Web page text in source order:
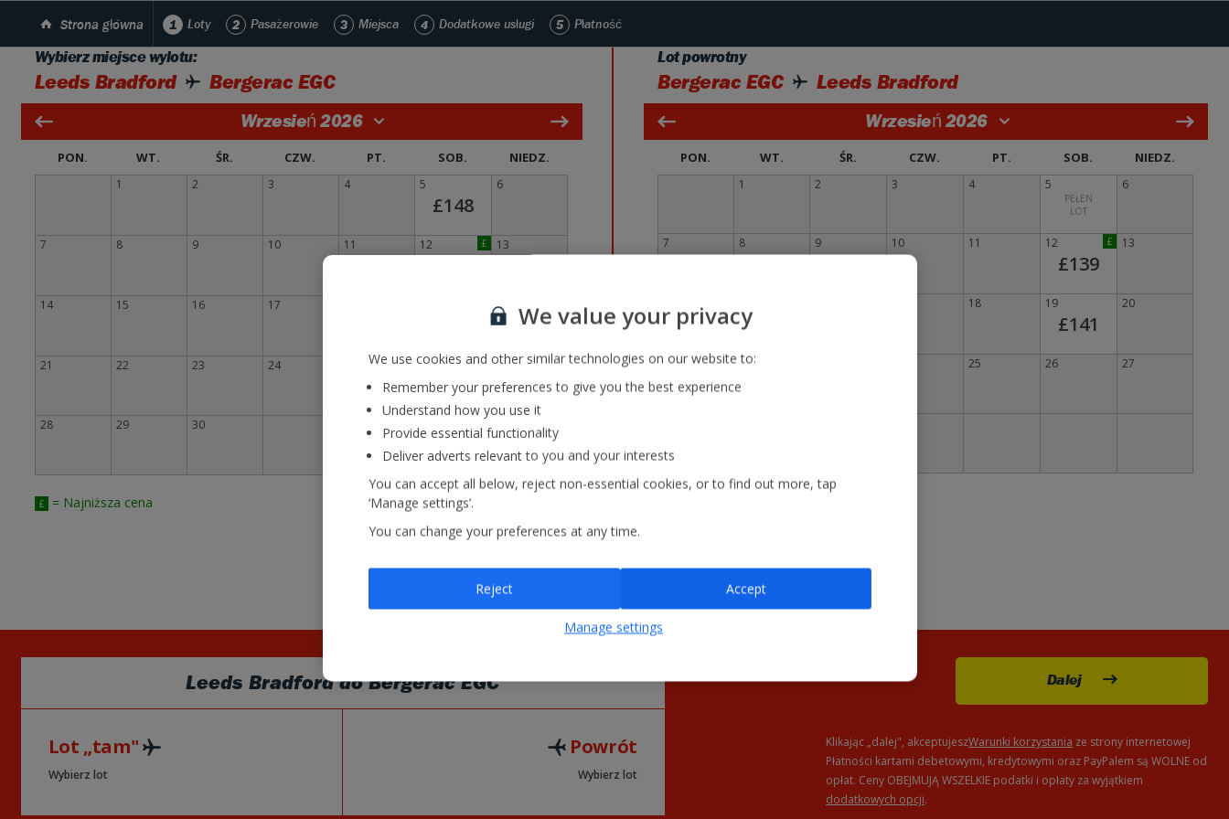
Strona główna 1 Loty 2 Pasażerowie 3 Miejsca 4 Dodatkowe usługi 5 Płatność
Wybierz miejsce wylotu:
Leeds Bradford Bergerac EGC
Wrzesień 2026
PON. WT. ŚR. CZW. PT. SOB. NIEDZ.
1 2 3 4 5
£148
6
7 8 9 10 11 £
12 13
14 15 16 17 20
21 22 23 24 26 27
28 29 30
£ = Najniższa cena
Lot powrotny
Bergerac EGC Leeds Bradford
Wrzesień 2026
PON. WT. ŚR. CZW. PT. SOB. NIEDZ.
1 2 3 4 5
PEŁEN
LOT
6
7 8 9 10 11 £
12
£139
13
18 19
£141
20
21 22 25 26 27
Leeds BradforddoBergerac EGC
Lot „tam"
Wybierz lot
Powrót
Wybierz lot
Dalej
Klikając „dalej", akceptujeszWarunki korzystania ze strony internetowej
Płatności kartami debetowymi, kredytowymi oraz PayPalem są WOLNE od
opłat. Ceny OBEJMUJĄ WSZELKIE podatki i opłaty za wyjątkiem
dodatkowych opcji.
We value your privacy
We use cookies and other similar technologies on our website to:
Remember your preferences to give you the best experience
Understand how you use it
Provide essential functionality
Deliver adverts relevant to you and your interests
You can accept all below, reject non-essential cookies, or to find out more, tap
‘Manage settings’.
You can change your preferences at any time.
Manage settings
Reject Accept